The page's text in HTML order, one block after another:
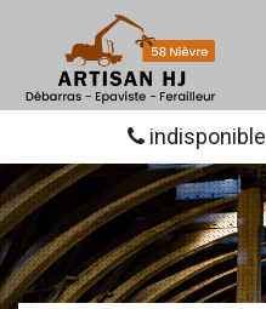
indisponible